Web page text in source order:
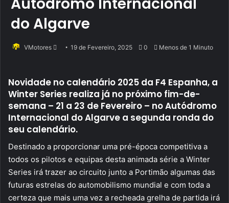
do Algarve
VMotores
Send19 de Fevereiro, 2025 0 Menos de 1 Minuto
Novidade no calendário 2025 da F4 Espanha, a
Winter Series realiza já no próximo fim-de-
semana – 21 a 23 de Fevereiro – no Autódromo
Internacional do Algarve a segunda ronda do
seu calendário.
Destinado a proporcionar uma pré-época competitiva a
todos os pilotos e equipas desta animada série a Winter
Series irá trazer ao circuito junto a Portimão algumas das
futuras estrelas do automobilismo mundial e com toda a
certeza que mais uma vez a recheada grelha de partida irá